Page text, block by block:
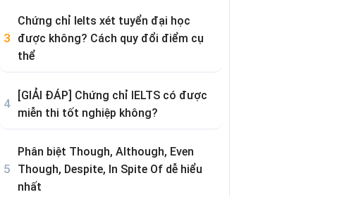
Chứng chỉ Ielts xét tuyển đại học
được không? Cách quy đổi điểm cụ
thể
[GIẢI ĐÁP] Chứng chỉ IELTS có được
miễn thi tốt nghiệp không?
Phân biệt Though, Although, Even
Though, Despite, In Spite Of dễ hiểu
nhất